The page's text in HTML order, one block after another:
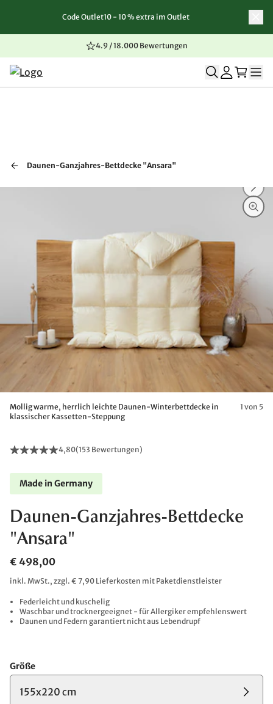
Zum Inhalt springen
Zur Navigation springen
Zum Seitenende springen
Code Outlet10 - 10 % extra im Outlet
4.9 / 18.000 Bewertungen
Daunen-Ganzjahres-Bettdecke "Ansara"
Mollig warme, herrlich leichte Daunen-Winterbettdecke in
klassischer Kassetten-Steppung
1 von 5
4,80(153 Bewertungen)
Made in Germany
Daunen-Ganzjahres-Bettdecke
"Ansara"
€ 498,00
inkl. MwSt., zzgl. € 7,90 Lieferkosten mit Paketdienstleister
Federleicht und kuschelig
Waschbar und trocknergeeignet - für Allergiker empfehlenswert
Daunen und Federn garantiert nicht aus Lebendrupf
Größe
155x220 cm